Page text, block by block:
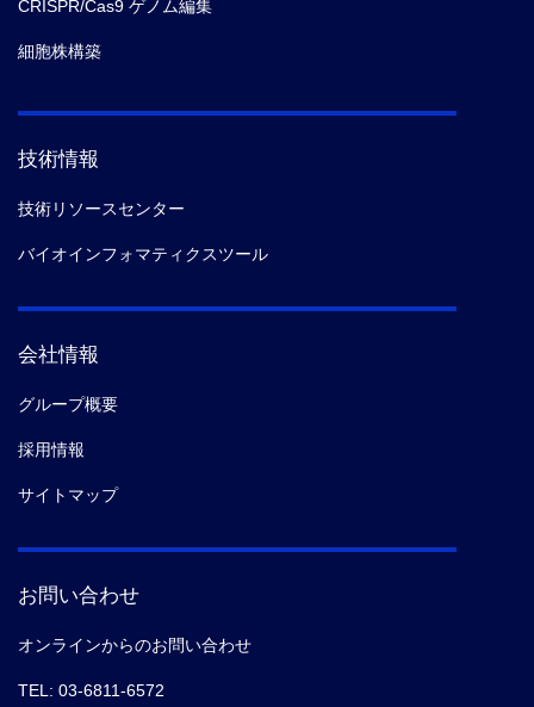
CRISPR/Cas9 ゲノム編集
細胞株構築
技術情報
技術リソースセンター
バイオインフォマティクスツール
会社情報
グループ概要
採用情報
サイトマップ
お問い合わせ
オンラインからのお問い合わせ
TEL: 03-6811-6572